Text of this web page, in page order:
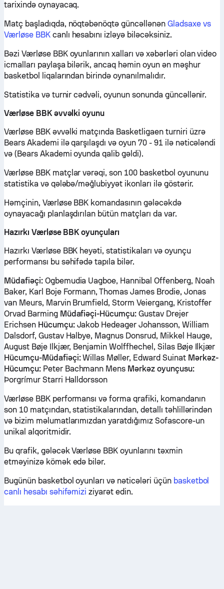
tarixində oynayacaq.
Matç başladıqda, nöqtəbənöqtə güncəllənən Gladsaxe vs
Værløse BBKcanlı hesabını izləyə biləcəksiniz.
Bəzi Værløse BBK oyunlarının xalları və xəbərləri olan video
icmalları paylaşa bilərik, ancaq həmin oyun ən məşhur
basketbol liqalarından birində oynanılmalıdır.
Statistika və turnir cədvəli, oyunun sonunda güncəllənir.
Værløse BBK əvvəlki oyunu
Værløse BBK əvvəlki matçında Basketligaen turniri üzrə
Bears Akademi ilə qarşılaşdı və oyun 70 - 91 ilə nəticələndi
və (Bears Akademi oyunda qalib gəldi).
Værløse BBK matçlar vərəqi, son 100 basketbol oyununu
statistika və qələbə/məğlubiyyət ikonları ilə göstərir.
Həmçinin, Værløse BBK komandasının gələcəkdə
oynayacağı planlaşdırılan bütün matçları da var.
Hazırkı Værløse BBK oyunçuları
Hazırkı Værløse BBK heyəti, statistikaları və oyunçu
performansı bu səhifədə tapıla bilər.
Müdafiəçi:Ogbemudia Uagboe, Hannibal Offenberg, Noah
Baker, Karl Boje Formann, Thomas James Brodie, Jonas
van Meurs, Marvin Brumfield, Storm Veiergang, Kristoffer
Orvad Barming Müdafiəçi-Hücumçu: Gustav Drejer
Erichsen Hücumçu:Jakob Hedeager Johansson, William
Dalsdorf, Gustav Halbye, Magnus Donsrud, Mikkel Hauge,
August Bøje Ilkjær, Benjamin Wolffhechel, Silas Bøje Ilkjær
Hücumçu-Müdafiəçi:Willas Møller, Edward Suinat Mərkəz-
Hücumçu:Peter Bachmann Mens Mərkəz oyunçusu:
Þorgrímur Starri Halldorsson
Værløse BBK performansı və forma qrafiki, komandanın
son 10 matçından, statistikalarından, detallı təhlillərindən
və bizim məlumatlarımızdan yaratdığımız Sofascore-un
unikal alqoritmidir.
Bu qrafik, gələcək Værløse BBK oyunlarını təxmin
etməyinizə kömək edə bilər.
Bugünün basketbol oyunları və nəticələri üçün basketbol
canlı hesabı səhifəmizi ziyarət edin.